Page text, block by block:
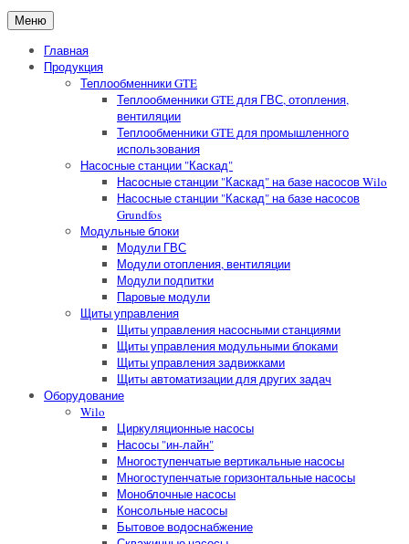
Меню
Главная
Продукция
Теплообменники GTE
Теплообменники GTE для ГВС, отопления,
вентиляции
Теплообменники GTE для промышленного
использования
Насосные станции "Каскад"
Насосные станции "Каскад" на базе насосов Wilo
Насосные станции "Каскад" на базе насосов
Grundfos
Модульные блоки
Модули ГВС
Модули отопления, вентиляции
Модули подпитки
Паровые модули
Щиты управления
Щиты управления насосными станциями
Щиты управления модульными блоками
Щиты управления задвижками
Щиты автоматизации для других задач
Оборудование
Wilo
Циркуляционные насосы
Насосы "ин-лайн"
Многоступенчатые вертикальные насосы
Многоступенчатые горизонтальные насосы
Моноблочные насосы
Консольные насосы
Бытовое водоснабжение